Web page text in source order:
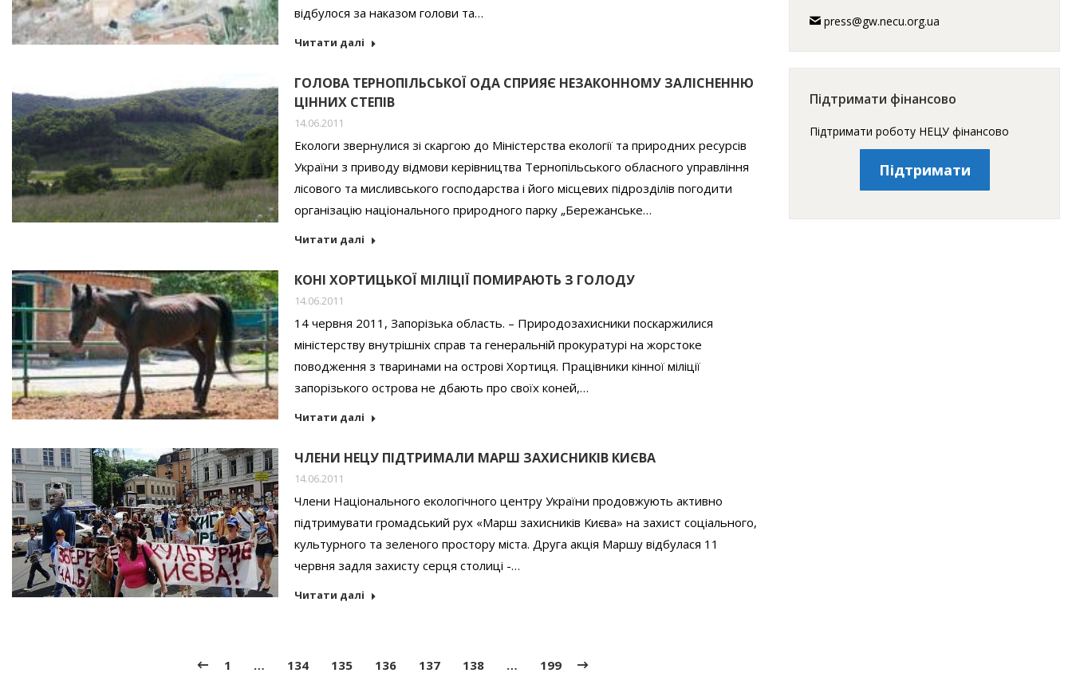
відбулося за наказом голови та…
Читати далі
ГОЛОВА ТЕРНОПІЛЬСЬКОЇ ОДА СПРИЯЄ НЕЗАКОННОМУ ЗАЛІСНЕННЮ
ЦІННИХ СТЕПІВ
14.06.2011
Екологи звернулися зі скаргою до Міністерства екології та природних ресурсів
України з приводу відмови керівництва Тернопільського обласного управління
лісового та мисливського господарства і його місцевих підрозділів погодити
організацію національного природного парку „Бережанське…
Читати далі
КОНІ ХОРТИЦЬКОЇ МІЛІЦІЇ ПОМИРАЮТЬ З ГОЛОДУ
14.06.2011
14 червня 2011, Запорізька область. – Природозахисники поскаржилися
міністерству внутрішніх справ та генеральній прокуратурі на жорстоке
поводження з тваринами на острові Хортиця. Працівники кінної міліції
запорізького острова не дбають про своїх коней,…
Читати далі
ЧЛЕНИ НЕЦУ ПІДТРИМАЛИ МАРШ ЗАХИСНИКІВ КИЄВА
14.06.2011
Члени Національного екологічного центру України продовжують активно
підтримувати громадський рух «Марш захисників Києва» на захист соціального,
культурного та зеленого простору міста. Друга акція Маршу відбулася 11
червня задля захисту серця столиці -…
Читати далі
1 … 134 135 136 137 138 … 199
press@gw.necu.org.ua
Підтримати фінансово
Підтримати роботу НЕЦУ фінансово
Підтримати